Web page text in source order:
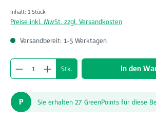
Inhalt: 1 Stück
Preise inkl. MwSt. zzgl. Versandkosten
Versandbereit: 1-5 Werktagen
Produkt Anzahl: Gib den
Stk. In den
P Sie erhalten 27 GreenPoints für diese